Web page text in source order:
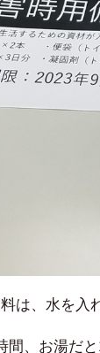
は、水を入
間、お湯だ